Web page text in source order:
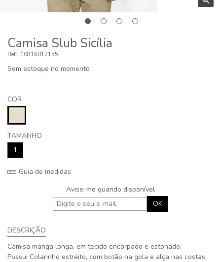
Camisa Slub Sicília
10816017155
Sem estoque no momento
COR
TAMANHO
1
Guia de medidas
Avise-me quando disponível
OK
DESCRIÇÃO
Camisa manga longa, em tecido encorpado e estonado.
Possui Colarinho estreito, com botão na gola e alça nas costas.